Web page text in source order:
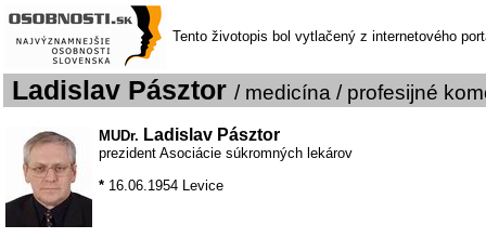
Tento životopis bol vytlačený z internetového
Ladislav Pásztor / medicína / profesijné
MUDr. Ladislav Pásztor
prezident Asociácie súkromných lekárov
* 16.06.1954 Levice